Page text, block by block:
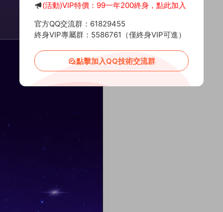
(活動)VIP特價：99一年200終身，點此加入
官方QQ交流群：61829455
終身VIP專屬群：5586761（僅終身VIP可進）
點擊加入QQ技術交流群